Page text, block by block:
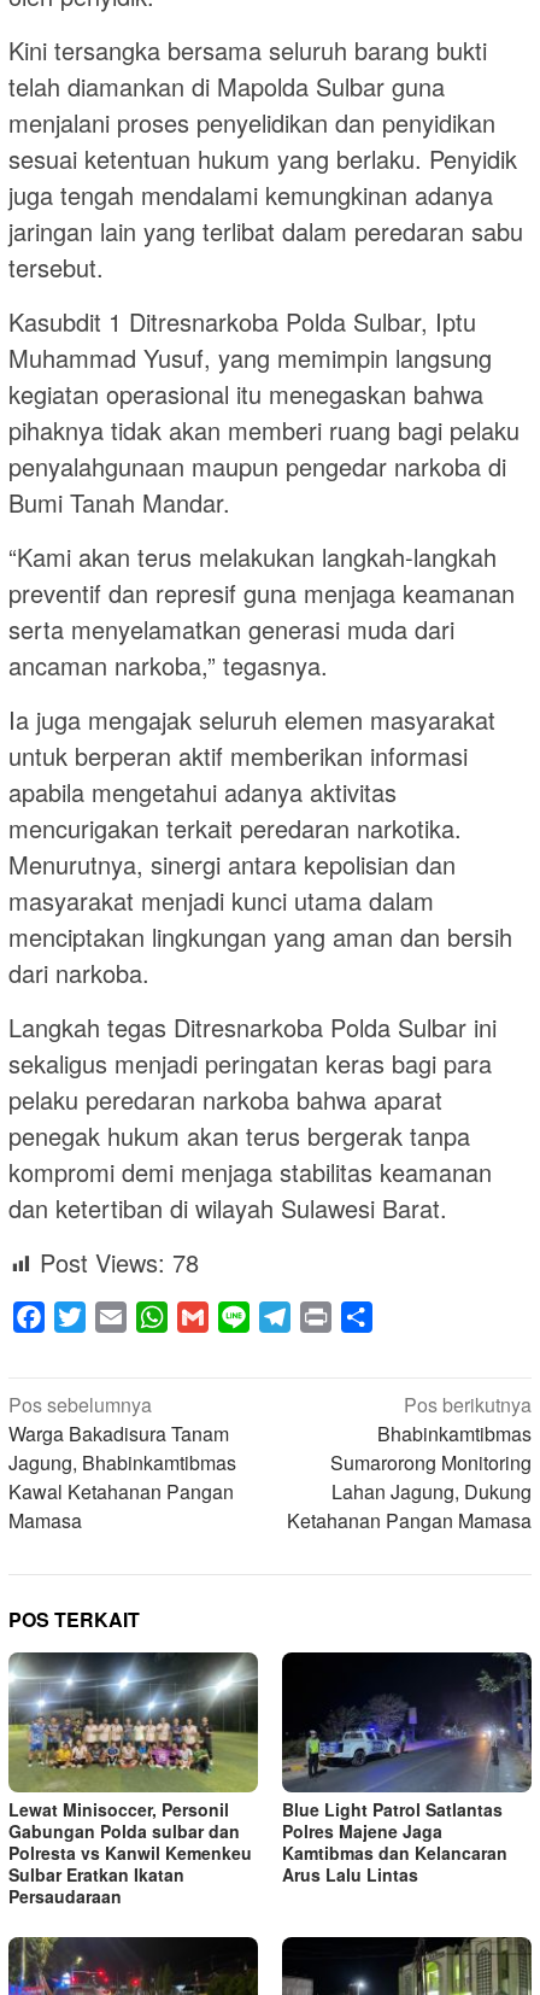
Kini tersangka bersama seluruh barang bukti
telah diamankan di Mapolda Sulbar guna
menjalani proses penyelidikan dan penyidikan
sesuai ketentuan hukum yang berlaku. Penyidik
juga tengah mendalami kemungkinan adanya
jaringan lain yang terlibat dalam peredaran sabu
tersebut.
Kasubdit 1 Ditresnarkoba Polda Sulbar, Iptu
Muhammad Yusuf, yang memimpin langsung
kegiatan operasional itu menegaskan bahwa
pihaknya tidak akan memberi ruang bagi pelaku
penyalahgunaan maupun pengedar narkoba di
Bumi Tanah Mandar.
“Kami akan terus melakukan langkah-langkah
preventif dan represif guna menjaga keamanan
serta menyelamatkan generasi muda dari
ancaman narkoba,” tegasnya.
Ia juga mengajak seluruh elemen masyarakat
untuk berperan aktif memberikan informasi
apabila mengetahui adanya aktivitas
mencurigakan terkait peredaran narkotika.
Menurutnya, sinergi antara kepolisian dan
masyarakat menjadi kunci utama dalam
menciptakan lingkungan yang aman dan bersih
dari narkoba.
Langkah tegas Ditresnarkoba Polda Sulbar ini
sekaligus menjadi peringatan keras bagi para
pelaku peredaran narkoba bahwa aparat
penegak hukum akan terus bergerak tanpa
kompromi demi menjaga stabilitas keamanan
dan ketertiban di wilayah Sulawesi Barat.
Post Views: 78
Facebook
Twitter Email WhatsApp
Gmail Line Telegram
Print
Navigasi
pos
Pos sebelumnya
Warga Bakadisura Tanam
Jagung, Bhabinkamtibmas
Kawal Ketahanan Pangan
Mamasa
Pos berikutnya
Bhabinkamtibmas
Sumarorong Monitoring
Lahan Jagung, Dukung
Ketahanan Pangan Mamasa
POS TERKAIT
Lewat Minisoccer, Personil
Gabungan Polda sulbar dan
Polresta vs Kanwil Kemenkeu
Sulbar Eratkan Ikatan
Persaudaraan
Blue Light Patrol Satlantas
Polres Majene Jaga
Kamtibmas dan Kelancaran
Arus Lalu Lintas